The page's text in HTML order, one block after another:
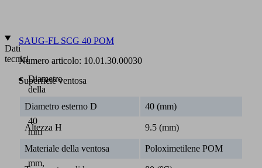
Dati
tecnici
Diametro
della
ventosa:
40
mm
60
mm,
SAUG-FL SCG 40 POM
Numero articolo: 10.01.30.00030
Superficie ventosa
Diametro esterno D 40 (mm)
Altezza H 9.5 (mm)
Materiale della ventosa Poloximetilene POM